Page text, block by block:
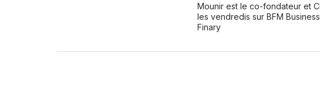
Mounir est le co-fondateur et
les vendredis sur BFM
Finary